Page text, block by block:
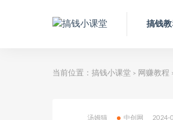
搞钱
当前位置： 搞钱小课堂 > 网赚教程
汤姆猫 中创网 2024-